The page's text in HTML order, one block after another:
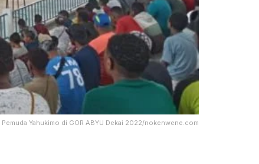
Yahukimo di GOR ABYU Dekai 2022/nokenwene.com